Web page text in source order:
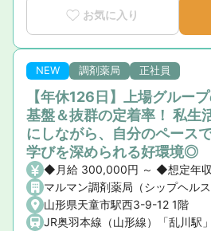
サポート
■「社員が転職活動をしなくていい
95.5％の優れた実績
お気に入り
NEW 調剤薬局 正社員
【年休126日】上場グルー
基盤＆抜群の定着率！ 私生
にしながら、自分のペース
学びを深められる好環境◎
山形県天童市駅西3-9-12 1階